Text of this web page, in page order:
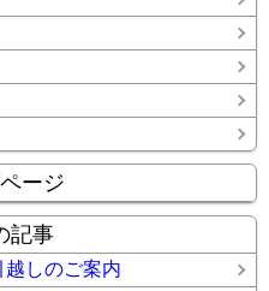
ージ
記事
しのご案内